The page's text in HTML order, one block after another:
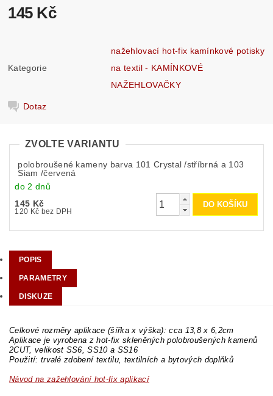
145 Kč
Kategorie
nažehlovací hot-fix kamínkové potisky
na textil - KAMÍNKOVÉ
NAŽEHLOVAČKY
Dotaz
ZVOLTE VARIANTU
polobroušené kameny barva 101 Crystal /stříbrná a 103
Siam /červená
do 2 dnů
145 Kč
120 Kč bez DPH
POPIS
PARAMETRY
DISKUZE
Celkové rozměry aplikace (šířka x výška): cca 13,8 x 6,2cm
Aplikace je vyrobena z hot-fix skleněných polobroušených kamenů
2CUT, velikost SS6, SS10 a SS16
Použití: trvalé zdobení textilu, textilních a bytových doplňků
Návod na zažehlování hot-fix aplikací